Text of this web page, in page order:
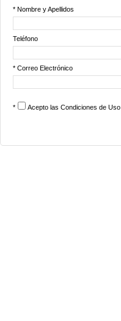
* Nombre y Apellidos
Teléfono
* Correo Electrónico
* Acepto las Condiciones de Uso